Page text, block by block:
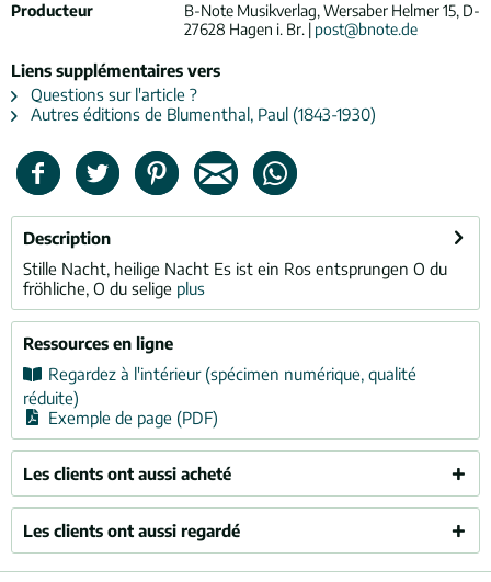
Producteur
B-Note Musikverlag, Wersaber Helmer 15, D-
27628 Hagen i. Br. | post@bnote.de
Liens supplémentaires vers
Questions sur l'article ?
Autres éditions de Blumenthal, Paul (1843-1930)
Description
Stille Nacht, heilige Nacht Es ist ein Ros entsprungen O du
fröhliche, O du selige plus
Ressources en ligne
Regardez à l'intérieur (spécimen numérique, qualité
réduite)
Exemple de page (PDF)
Les clients ont aussi acheté
Les clients ont aussi regardé